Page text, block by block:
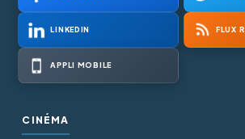
LINKEDIN FLUX
APPLI MOBILE
CINÉMA